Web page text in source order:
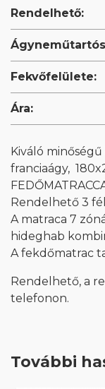
Rendelhető:
Fekvőfelülete:
Ára:
Kiváló
franciaágy,
Rendelhető 3
A matraca 7
hideghab
A fekdőmatrac
Rendelhető, a
telefonon.
További